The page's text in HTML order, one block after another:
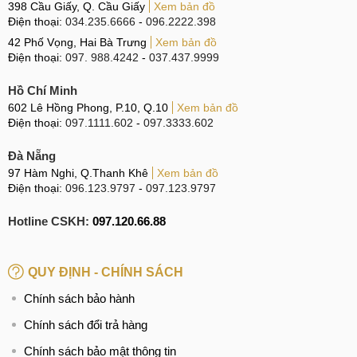
bảo chất lượng cao, từ các nhà sản xuất uy tín.
Nguồn gốc rõ ràng
: Đảm bảo tất cả linh kiện có
nguồn gốc minh bạch, được cung cấp đầy đủ giấy tờ
Nói không với hàng kém chất lượng
sử dụng các linh kiện không đảm bảo chất lượng, đe dọa
Giá rẻ nhất thị trường
đầu, chúng tôi luôn cam kết cung cấp giá thành cạnh
khách hàng dịch vụ chất lượng cao với giá thành hợp lý
398 Cầu Giấy, Q. Cầu Giấy
Xem bản đồ
Điện thoại: 034.235.6666 - 096.2222.398
42 Phố Vọng, Hai Bà Trưng
Xem bản đồ
Điện thoại: 097. 988.4242 - 037.437.9999
Hồ Chí Minh
602 Lê Hồng Phong, P.10, Q.10
Xem bản đồ
Điện thoại: 097.1111.602 - 097.3333.602
Đà Nẵng
97 Hàm Nghi, Q.Thanh Khê
Xem bản đồ
Điện thoại: 096.123.9797 - 097.123.9797
Hotline CSKH: 097.120.66.88
QUY ĐỊNH - CHÍNH SÁCH
Chính sách bảo hành
Chính sách đổi trả hàng
Chính sách bảo mật thông tin